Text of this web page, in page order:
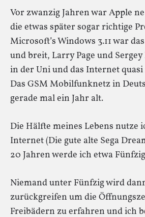
Vor zwanzig Jahren war Apple
die etwas später sogar richtige
Microsoft’s Windows 3.11 war
und breit, Larry Page und
in der Uni und das Internet
Das GSM Mobilfunknetz in
gerade mal ein Jahr alt.
Die Hälfte meines Lebens nutze
Internet (Die gute alte Sega
20 Jahren werde ich etwa
Niemand unter Fünfzig wird
zurückgreifen um die
Freibädern zu erfahren und ich